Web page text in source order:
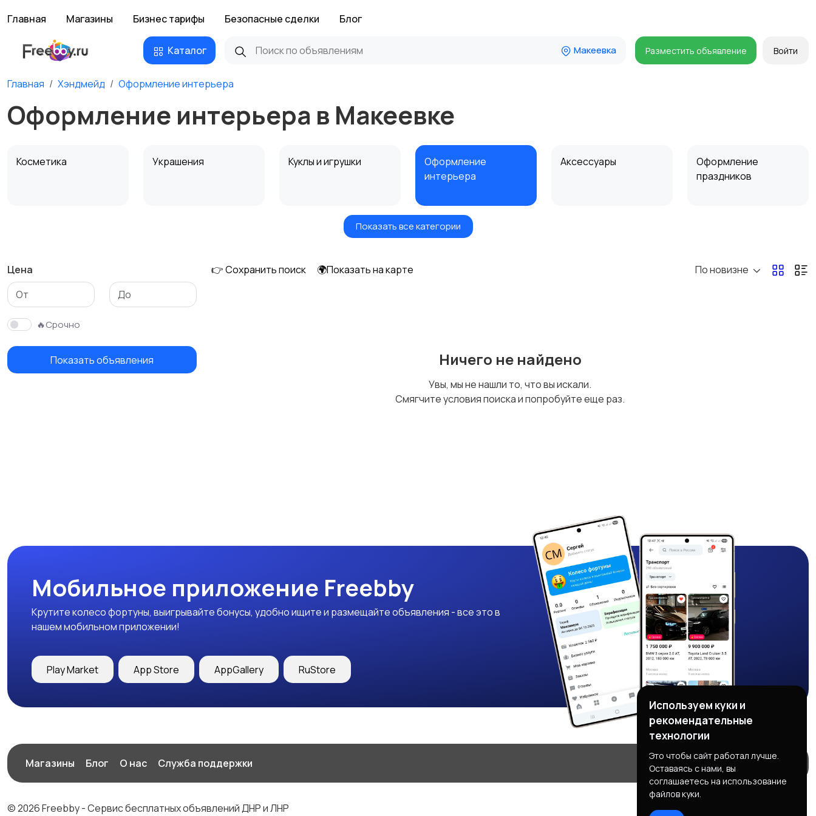
Главная Магазины Бизнес тарифы Безопасные сделки Блог
Каталог Макеевка Разместить объявление Войти
Главная Хэндмейд Оформление интерьера
Оформление интерьера в Макеевке
Косметика Украшения Куклы и игрушки
Оформление
интерьера
Аксессуары
Оформление
праздников
Показать все категории
Цена
🔥Срочно
Показать объявления
👉 Сохранить поиск 🌍Показать на карте По новизне
Ничего не найдено
Увы, мы не нашли то, что вы искали.
Смягчите условия поиска и попробуйте еще раз.
Мобильное приложение Freebby
Крутите колесо фортуны, выигрывайте бонусы, удобно ищите и размещайте объявления - все это в
нашем мобильном приложении!
Play Market App Store AppGallery RuStore
Магазины Блог О нас Служба поддержки
© 2026 Freebby - Сервис бесплатных объявлений ДНР и ЛНР
Используем куки и
рекомендательные
технологии
Это чтобы сайт работал лучше.
Оставаясь с нами, вы
соглашаетесь на использование
файлов куки.